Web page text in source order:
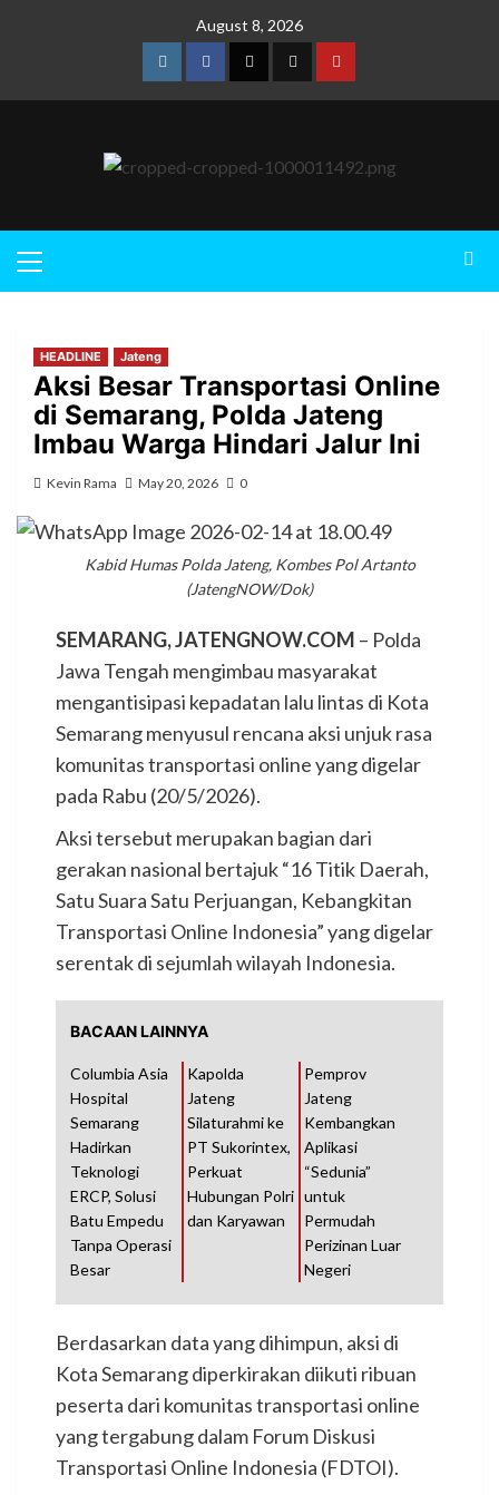
August 8, 2026
HEADLINE Jateng
Aksi Besar Transportasi Online
di Semarang, Polda Jateng
Imbau Warga Hindari Jalur Ini
Kevin Rama May 20, 2026 0
Kabid Humas Polda Jateng, Kombes Pol Artanto
(JatengNOW/Dok)
SEMARANG, JATENGNOW.COM – Polda
Jawa Tengah mengimbau masyarakat
mengantisipasi kepadatan lalu lintas di Kota
Semarang menyusul rencana aksi unjuk rasa
komunitas transportasi online yang digelar
pada Rabu (20/5/2026).
Aksi tersebut merupakan bagian dari
gerakan nasional bertajuk “16 Titik Daerah,
Satu Suara Satu Perjuangan, Kebangkitan
Transportasi Online Indonesia” yang digelar
serentak di sejumlah wilayah Indonesia.
BACAAN LAINNYA
Columbia Asia
Hospital
Semarang
Hadirkan
Teknologi
ERCP, Solusi
Batu Empedu
Tanpa Operasi
Besar
Kapolda
Jateng
Silaturahmi ke
PT Sukorintex,
Perkuat
Hubungan Polri
dan Karyawan
Pemprov
Jateng
Kembangkan
Aplikasi
“Sedunia”
untuk
Permudah
Perizinan Luar
Negeri
Berdasarkan data yang dihimpun, aksi di
Kota Semarang diperkirakan diikuti ribuan
peserta dari komunitas transportasi online
yang tergabung dalam Forum Diskusi
Transportasi Online Indonesia (FDTOI).